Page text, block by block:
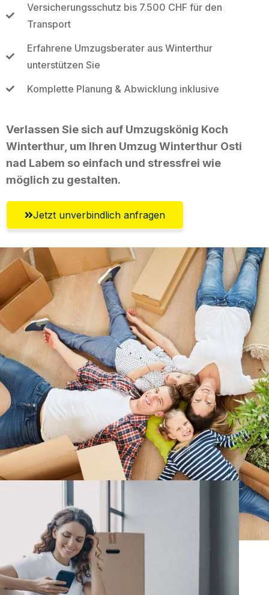
Versicherungsschutz bis 7.500 CHF für den
Transport
Erfahrene Umzugsberater aus Winterthur
unterstützen Sie
Komplette Planung & Abwicklung inklusive
Verlassen Sie sich auf Umzugskönig Koch
Winterthur, um Ihren Umzug Winterthur Osti
nad Labem so einfach und stressfrei wie
möglich zu gestalten.
Jetzt unverbindlich anfragen